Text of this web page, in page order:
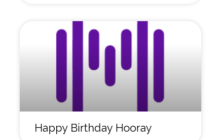
Happy Birthday Hooray